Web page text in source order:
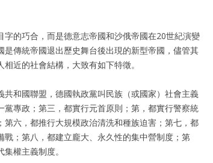
的巧合，而是德意志帝國和沙俄帝國在20世紀演變
傳統帝國退出歷史舞台後出現的新型帝國，儘管其
近的社會結構，大致有如下特徵。
和國聯盟，德國執政黨叫民族（或國家）社會主義
專政；第三，都實行元首原則；第，都實行警察統
六，都推行大規模政治清洗和種族迫害；第七，都
；第八，都建立龐大、永久性的集中營制度；第
權主義制度。